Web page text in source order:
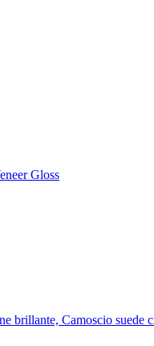
Gloss
brillante, Camoscio suede